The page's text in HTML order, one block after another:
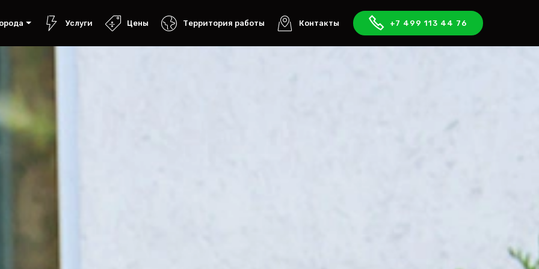
Услуги Цены Территория работы Контакты +7 499 113 44 76